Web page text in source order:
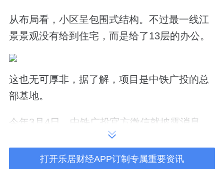
从布局看，小区呈包围式结构。不过最一线江
景景观没有给到住宅，而是给了13层的办公。
这也无可厚非，据了解， 项目是中铁广投的总
部基地。
今年3 月 4 日，中铁广投官方微信就披露消息，
总部基地项目地下室主体工程全面封顶，工程
建设正式转入地上主体施工。
打开乐居财经APP订制专属重要资讯